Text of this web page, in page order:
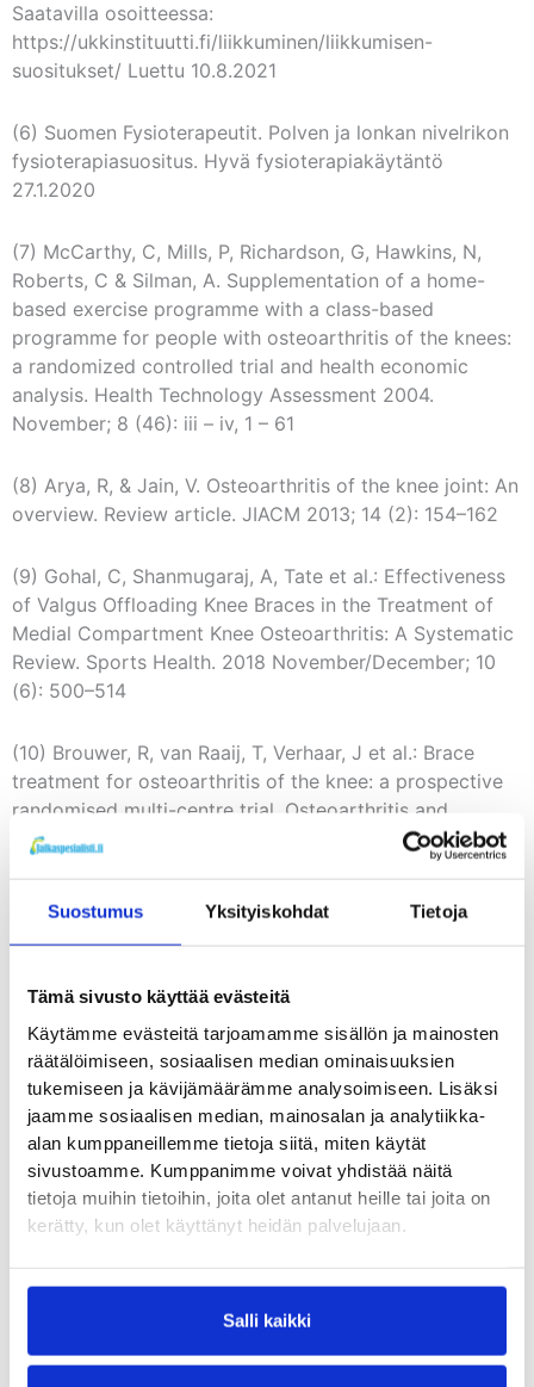
Suostumus Yksityiskohdat Tietoja
Tämä sivusto käyttää evästeitä
Käytämme evästeitä tarjoamamme sisällön ja mainosten
räätälöimiseen, sosiaalisen median ominaisuuksien
tukemiseen ja kävijämäärämme analysoimiseen. Lisäksi
jaamme sosiaalisen median, mainosalan ja analytiikka-
alan kumppaneillemme tietoja siitä, miten käytät
sivustoamme. Kumppanimme voivat yhdistää näitä
tietoja muihin tietoihin, joita olet antanut heille tai joita on
kerätty, kun olet käyttänyt heidän palvelujaan.
Salli kaikki
Saatavilla osoitteessa:
https://ukkinstituutti.fi/liikkuminen/liikkumisen-
suositukset/ Luettu 10.8.2021
(6) Suomen Fysioterapeutit. Polven ja lonkan nivelrikon
fysioterapiasuositus. Hyvä fysioterapiakäytäntö
27.1.2020
(7) McCarthy, C, Mills, P, Richardson, G, Hawkins, N,
Roberts, C & Silman, A. Supplementation of a home-
based exercise programme with a class-based
programme for people with osteoarthritis of the knees:
a randomized controlled trial and health economic
analysis. Health Technology Assessment 2004.
November; 8 (46): iii – iv, 1 – 61
(8) Arya, R, & Jain, V. Osteoarthritis of the knee joint: An
overview. Review article. JIACM 2013; 14 (2): 154–162
(9) Gohal, C, Shanmugaraj, A, Tate et al.: Effectiveness
of Valgus Offloading Knee Braces in the Treatment of
Medial Compartment Knee Osteoarthritis: A Systematic
Review. Sports Health. 2018 November/December; 10
(6): 500–514
(10) Brouwer, R, van Raaij, T, Verhaar, J et al.: Brace
treatment for osteoarthritis of the knee: a prospective
randomised multi-centre trial. Osteoarthritis and
Cartilage. 2006 August; 14 (8): 777–783
(11) Kirkley, A, Webster-Bogaert, S, Litchfield, R et al.:
The effect of bracing on varus gonarthrosis. The
1999; April 81: 539–548
(12) Jones, R, Nester, C, Richards, J, Kim, W, Johnson, D,
Jari, S, Laxton, P & Tyson, S. A Comparison of the
biomechanical effects of valgus knee braces ans lateral
wedged insoles in patient with knee osteoarthritis. Gait
& Posture 2012
(13) Rodrigues, P, Ferreira, A, Pereira, R et al.:
valgus knee osteoarthritis. Arthritis and rheumatism
(14) Jones, A, Silva, PG, Silva, A, Colucci, M, Tuffanin, A,